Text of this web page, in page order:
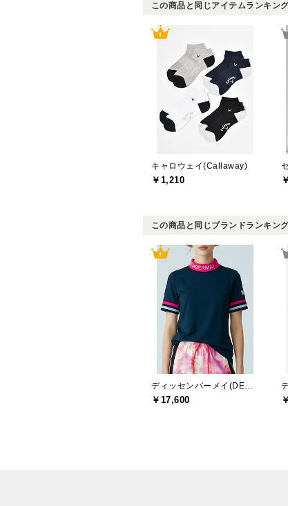
この商品と同じアイテムランキン
キャロウェイ(Callaway)
￥1,210
この商品と同じブランドランキン
￥17,600